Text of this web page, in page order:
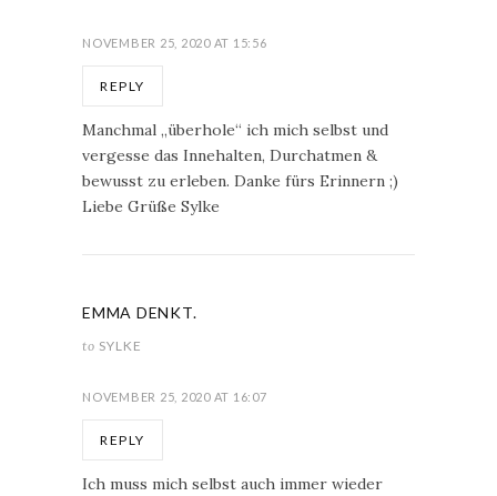
NOVEMBER 25, 2020 AT 15:56
REPLY
Manchmal „überhole“ ich mich selbst und
vergesse das Innehalten, Durchatmen &
bewusst zu erleben. Danke fürs Erinnern ;)
Liebe Grüße Sylke
EMMA DENKT.
to SYLKE
NOVEMBER 25, 2020 AT 16:07
REPLY
Ich muss mich selbst auch immer wieder